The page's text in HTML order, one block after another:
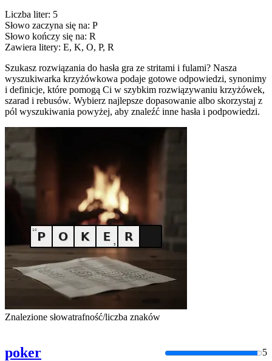
Liczba liter: 5
Słowo zaczyna się na: P
Słowo kończy się na: R
Zawiera litery: E, K, O, P, R
Szukasz rozwiązania do hasła gra ze stritami i fulami? Nasza
wyszukiwarka krzyżówkowa podaje gotowe odpowiedzi, synonimy
i definicje, które pomogą Ci w szybkim rozwiązywaniu krzyżówek,
szarad i rebusów. Wybierz najlepsze dopasowanie albo skorzystaj z
pól wyszukiwania powyżej, aby znaleźć inne hasła i podpowiedzi.
Znalezione słowatrafność/liczba znaków
poker 5